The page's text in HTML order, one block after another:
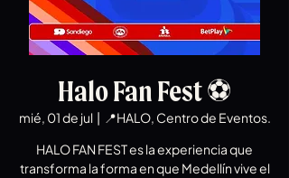
Halo Fan Fest ⚽️
mié, 01 de jul
  |
📍HALO, Centro de Eventos.
HALO FAN FEST es la experiencia que
transforma la forma en que Medellín vive el